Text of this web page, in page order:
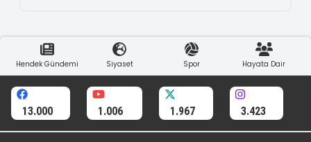
Hendek Gündemi Siyaset Spor Hayata Dair
13.000 1.006 1.967 3.423